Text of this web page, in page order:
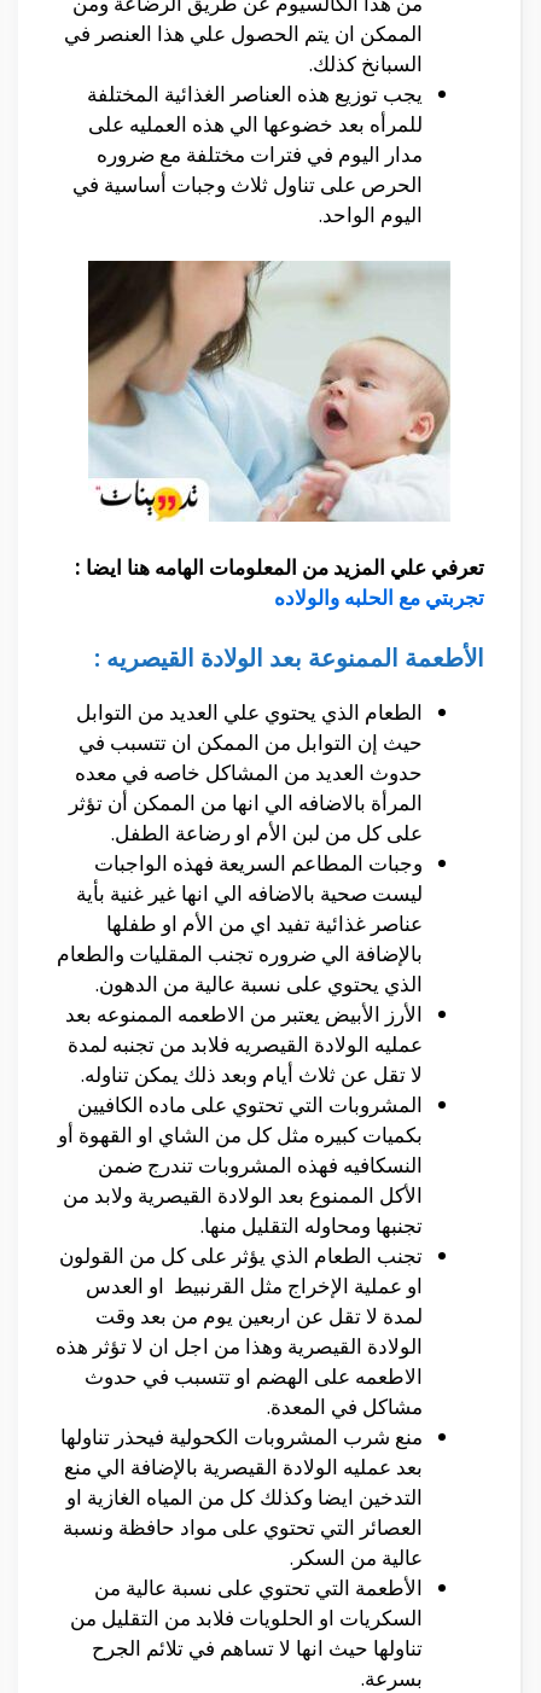
الممكن ان يتم الحصول علي هذا العنصر في
السبانخ كذلك.
يجب توزيع هذه العناصر الغذائية المختلفة
للمرأه بعد خضوعها الي هذه العمليه على
مدار اليوم في فترات مختلفة مع ضروره
الحرص على تناول ثلاث وجبات أساسية في
اليوم الواحد.
تعرفي علي المزيد من المعلومات الهامه هنا ايضا :
تجربتي مع الحلبه والولاده
الأطعمة الممنوعة بعد الولادة القيصريه :
الطعام الذي يحتوي علي العديد من التوابل
حيث إن التوابل من الممكن ان تتسبب في
حدوث العديد من المشاكل خاصه في معده
المرأة بالاضافه الي انها من الممكن أن تؤثر
على كل من لبن الأم او رضاعة الطفل.
وجبات المطاعم السريعة فهذه الواجبات
ليست صحية بالاضافه الي انها غير غنية بأية
عناصر غذائية تفيد اي من الأم او طفلها
بالإضافة الي ضروره تجنب المقليات والطعام
الذي يحتوي على نسبة عالية من الدهون.
الأرز الأبيض يعتبر من الاطعمه الممنوعه بعد
عمليه الولادة القيصريه فلابد من تجنبه لمدة
لا تقل عن ثلاث أيام وبعد ذلك يمكن تناوله.
المشروبات التي تحتوي على ماده الكافيين
بكميات كبيره مثل كل من الشاي او القهوة أو
النسكافيه فهذه المشروبات تندرج ضمن
الأكل الممنوع بعد الولادة القيصرية ولابد من
تجنبها ومحاوله التقليل منها.
تجنب الطعام الذي يؤثر على كل من القولون
او عملية الإخراج مثل القرنبيط او العدس
لمدة لا تقل عن اربعين يوم من بعد وقت
الولادة القيصرية وهذا من اجل ان لا تؤثر هذه
الاطعمه على الهضم او تتسبب في حدوث
مشاكل في المعدة.
منع شرب المشروبات الكحولية فيحذر تناولها
بعد عمليه الولادة القيصرية بالإضافة الي منع
التدخين ايضا وكذلك كل من المياه الغازية او
العصائر التي تحتوي على مواد حافظة ونسبة
عالية من السكر.
الأطعمة التي تحتوي على نسبة عالية من
السكريات او الحلويات فلابد من التقليل من
تناولها حيث انها لا تساهم في تلائم الجرح
بسرعة.